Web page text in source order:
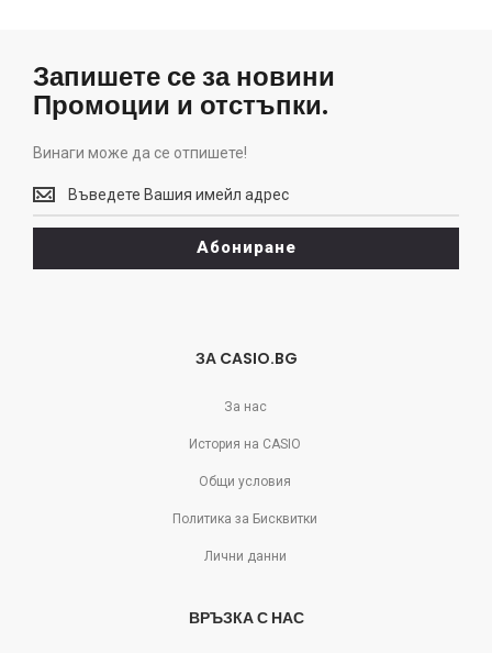
Запишете се за новини
Промоции и отстъпки.
Винаги може да се отпишете!
Винаги
може
да
отпишете!
Абониране
ЗА CASIO.BG
За нас
История на CASIO
Общи условия
Политика за Бисквитки
Лични данни
ВРЪЗКА С НАС